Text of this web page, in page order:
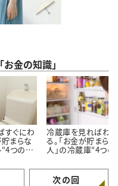
金の知識」
すぐにわ
貯まらな
“4つの特
冷蔵庫を見ればわか
る。「お金が貯まら
人」の冷蔵庫“4つの
次の回